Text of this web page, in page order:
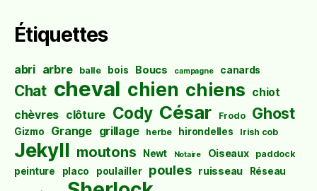
Étiquettes
abri arbre balle bois Boucs campagne canards
Chat cheval chien chiens chiot
chèvres clôture Cody César Frodo Ghost
Gizmo Grange grillage herbe hirondelles Irish cob
Jekyll moutons Newt Notaire Oiseaux paddock
peinture placo poulailler poules ruisseau Réseau